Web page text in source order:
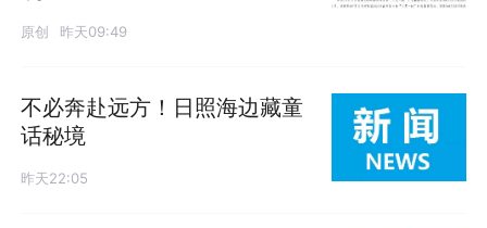
原创 昨天09:49
不必奔赴远方！日照海边藏童
话秘境
昨天22:05